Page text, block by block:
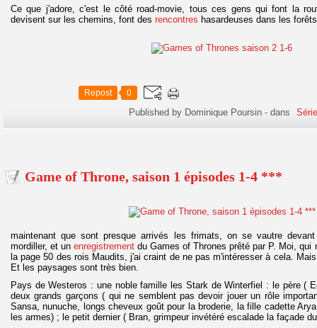
Ce que j'adore, c'est le côté road-movie, tous ces gens qui font la
devisent sur les chemins, font des rencontres hasardeuses dans les
Repost 0
Published by Dominique Poursin -dans Série
Game of Throne, saison 1 épisodes 1-4 ***
maintenant que sont presque arrivés les frimats, on se vautre
mordiller, et un enregistrement du Games of Thrones prêté par P. Moi, qui
la page 50 des rois Maudits, j'ai craint de ne pas m'intéresser à cela.
Et les paysages sont très bien.
Pays de Westeros : une noble famille les Stark de Winterfiel : le père (
deux grands garçons ( qui ne semblent pas devoir jouer un rôle
Sansa, nunuche, longs cheveux goût pour la broderie, la fille cadette
les armes) ; le petit dernier ( Bran, grimpeur invétéré escalade la façade